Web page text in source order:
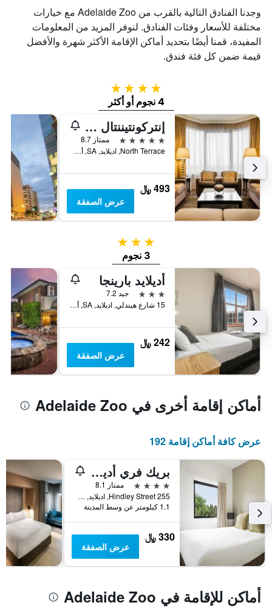
وجدنا الفنادق التالية بالقرب من Adelaide Zoo مع خيارات
مختلفة للأسعار وفئات الفنادق. لنوفر المزيد من المعلومات
المفيدة، قمنا أيضًا بتحديد أماكن الإقامة الأكثر شهرة والأفضل
قيمة ضمن كل فئة فندق.
4 نجوم
4 نجوم أو أكثر
إنتركونتيننتال أدليد
5 نجوم
ممتاز 8.7
North Terrace, اديلايد, SA, أستراليا
493 ﷼
عرض الصفقة
3 نجوم
3 نجوم
أديلايد بارينجا
3 نجوم
جيد 7.2
15 شارع هيندلي, اديلايد, SA, أستراليا
242 ﷼
عرض الصفقة
أماكن إقامة أخرى في Adelaide Zoo
عرض كافة أماكن إقامة 192
بريك فري أديليد
4 نجوم
ممتاز 8.1
255 Hindley Street, اديلايد, SA, أستراليا
1.1 كيلومتر عن وسط المدينة
330 ﷼
عرض الصفقة
أماكن للإقامة في Adelaide Zoo